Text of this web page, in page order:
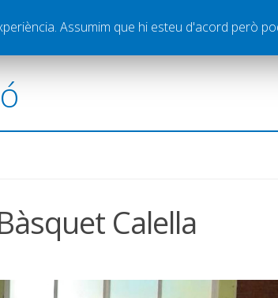
Graella Publicitat Contacte
Calella
Assumim que hi esteu d'acord però